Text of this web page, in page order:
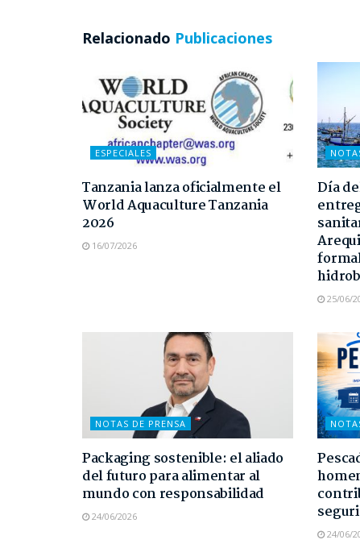
Relacionado Publicaciones
ESPECIALES
Tanzania lanza oficialmente el
World Aquaculture Tanzania
2026
16/07/2026
Día
25/06/
NOTAS DE PRENSA
Packaging sostenible: el aliado
del futuro para alimentar al
mundo con responsabilidad
24/06/2026
24/06/